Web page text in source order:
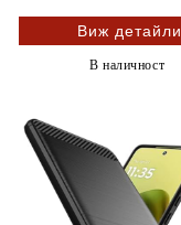
Виж детайли
В наличност